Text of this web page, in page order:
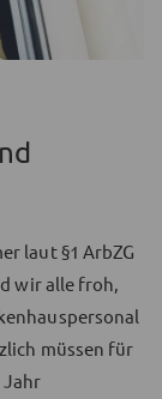
laut §1 ArbZG
wir alle froh,
müssen für
Jahr